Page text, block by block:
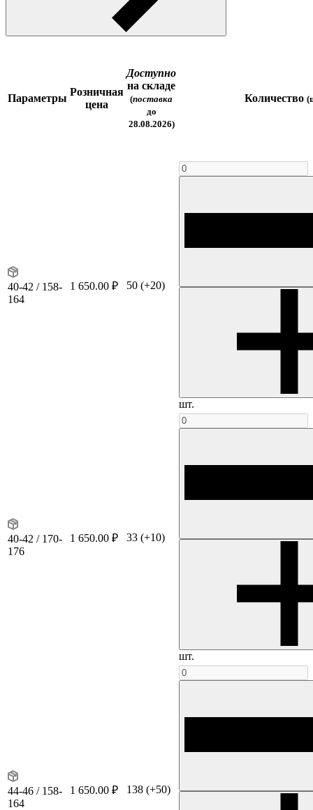
Параметры
Розничная
цена
Доступно
на складе
(поставка
до
28.08.2026)
Количество
40-42 / 158-
164
1 650.00 ₽ 50 (+20)
шт.
40-42 / 170-
176
1 650.00 ₽ 33 (+10)
шт.
44-46 / 158-
164
1 650.00 ₽ 138 (+50)